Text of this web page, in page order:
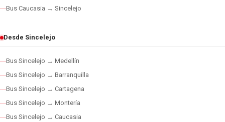
Bus Caucasia → Sincelejo
Desde Sincelejo
Bus Sincelejo → Medellín
Bus Sincelejo → Barranquilla
Bus Sincelejo → Cartagena
Bus Sincelejo → Montería
Bus Sincelejo → Caucasia